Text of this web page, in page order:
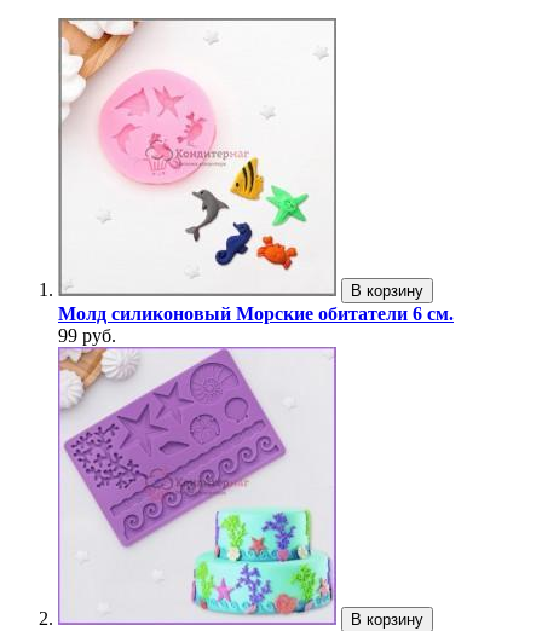
В корзину
Молд силиконовый Морские обитатели 6 см.
99 руб.
В корзину